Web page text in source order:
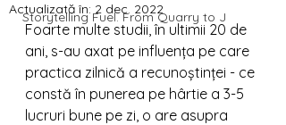
Storytelling Fuel. From Quarry to J
Actualizată în: 2 dec. 2022
Foarte multe studii, în ultimii 20 de
ani, s-au axat pe influența pe care
practica zilnică a recunoștinței - ce
constă în punerea pe hârtie a 3-5
lucruri bune pe zi, o are asupra